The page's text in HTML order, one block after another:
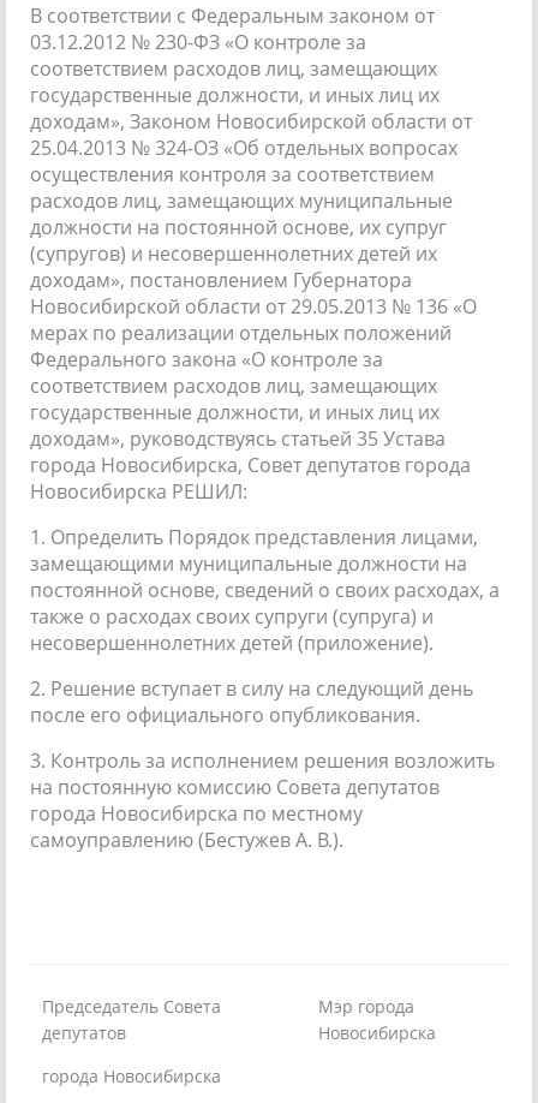
В соответствии с Федеральным законом от
03.12.2012 № 230-ФЗ «О контроле за
соответствием расходов лиц, замещающих
государственные должности, и иных лиц их
доходам», Законом Новосибирской области от
25.04.2013 № 324-ОЗ «Об отдельных вопросах
осуществления контроля за соответствием
расходов лиц, замещающих муниципальные
должности на постоянной основе, их супруг
(супругов) и несовершеннолетних детей их
доходам», постановлением Губернатора
Новосибирской области от 29.05.2013 № 136 «О
мерах по реализации отдельных положений
Федерального закона «О контроле за
соответствием расходов лиц, замещающих
государственные должности, и иных лиц их
доходам», руководствуясь статьей 35 Устава
города Новосибирска, Совет депутатов города
Новосибирска РЕШИЛ:
1. Определить Порядок представления лицами,
замещающими муниципальные должности на
постоянной основе, сведений о своих расходах, а
также о расходах своих супруги (супруга) и
несовершеннолетних детей (приложение).
2. Решение вступает в силу на следующий день
после его официального опубликования.
3. Контроль за исполнением решения возложить
на постоянную комиссию Совета депутатов
города Новосибирска по местному
самоуправлению (Бестужев А. В.).
Председатель Совета
депутатов
города Новосибирска
Мэр города
Новосибирска